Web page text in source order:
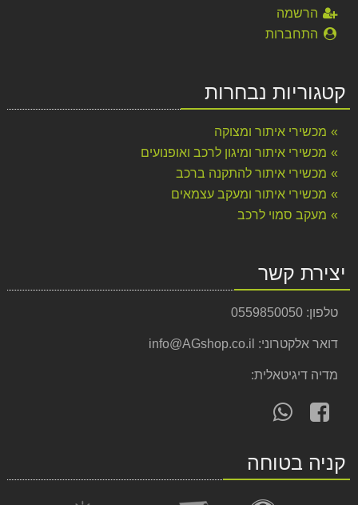
הרשמה
התחברות
קטגוריות נבחרות
מכשירי איתור ומצוקה
מכשירי איתור ומיגון לרכב ואופנועים
מכשירי איתור להתקנה ברכב
מכשירי איתור ומעקב עצמאים
מעקב סמוי לרכב
יצירת קשר
טלפון: 0559850050
דואר אלקטרוני: info@AGshop.co.il
מדיה דיגיטאלית:
עקוב
אחרינו
facebook
WhatsAppקניה בטוחה